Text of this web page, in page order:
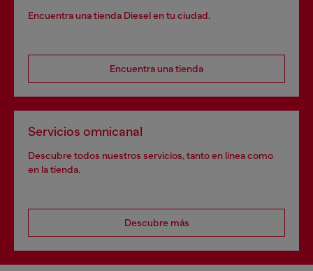
Encuentra una tienda Diesel en tu ciudad.
Encuentra una tienda
Servicios omnicanal
Descubre todos nuestros servicios, tanto en línea como
en la tienda.
Descubre más